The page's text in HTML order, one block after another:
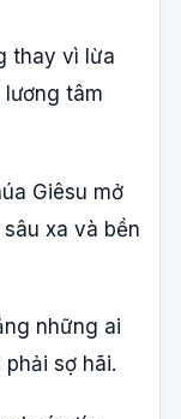
thay vì lừa
tâm
Giêsu mở
xa và bền
những ai
sợ hãi.